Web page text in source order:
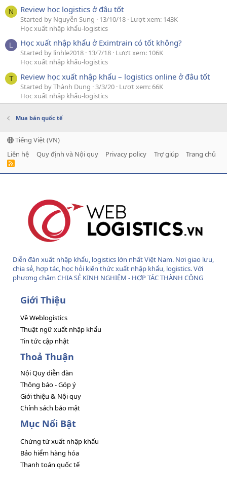
N Review học logistics ở đâu tốt
Started by Nguyễn Sung 13/10/18 Lượt xem: 143K
Học xuất nhập khẩu-logistics
L Học xuất nhập khẩu ở Eximtrain có tốt không?
Started by linhle2018 13/7/18 Lượt xem: 106K
Học xuất nhập khẩu-logistics
T Review học xuất nhập khẩu – logistics online ở đâu tốt
Started by Thành Dung 3/3/20 Lượt xem: 66K
Học xuất nhập khẩu-logistics
Mua bán quốc tế
Tiếng Việt (VN)
Liên hệ
Quy định và Nội quy Privacy policy Trợ giúp Trang chủ
R
Diễn đàn xuất nhập khẩu, logistics lớn nhất Việt Nam. Nơi giao lưu,
chia sẻ, hợp tác, học hỏi kiến thức xuất nhập khẩu, logistics. Với
phương châm CHIA SẺ KINH NGHIỆM - HỢP TÁC THÀNH CÔNG
Giới Thiệu
Về Weblogistics
Thuật ngữ xuất nhập khẩu
Tin tức cập nhật
Thoả Thuận
Nội Quy diễn đàn
Thông báo - Góp ý
Giới thiệu & Nội quy
Chính sách bảo mật
Mục Nổi Bật
Chứng từ xuất nhập khẩu
Bảo hiểm hàng hóa
Thanh toán quốc tế